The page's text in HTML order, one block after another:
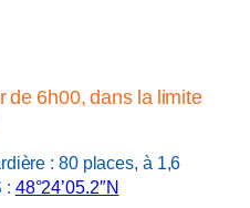
de 6h00, dans la limite
: 80 places, à 1,6
: 48°24’05.2″N